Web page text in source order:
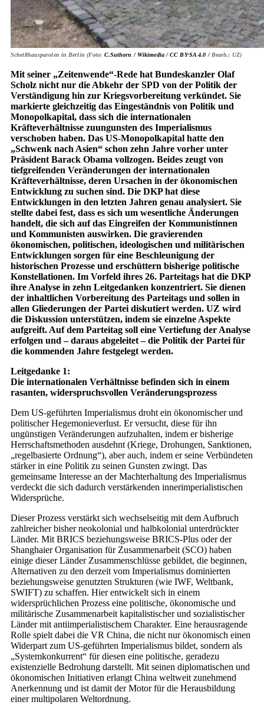
Scheißhausparolen in Berlin (Foto: C.Suthorn / Wikimedia /CC BY-SA 4.0 /Bearb.: UZ)
Mit seiner „Zeitenwende“-Rede hat Bundeskanzler Olaf
Scholz nicht nur die Abkehr der SPD von der Politik der
Verständigung hin zur Kriegsvorbereitung verkündet. Sie
markierte gleichzeitig das Eingeständnis von Politik und
Monopolkapital, dass sich die internationalen
Kräfteverhältnisse zuungunsten des Imperialismus
verschoben haben. Das US-Monopolkapital hatte den
„Schwenk nach Asien“ schon zehn Jahre vorher unter
Präsident Barack Obama vollzogen. Beides zeugt von
tiefgreifenden Veränderungen der internationalen
Kräfteverhältnisse, deren Ursachen in der ökonomischen
Entwicklung zu suchen sind. Die DKP hat diese
Entwicklungen in den letzten Jahren genau analysiert. Sie
stellte dabei fest, dass es sich um wesentliche Änderungen
handelt, die sich auf das Eingreifen der Kommunistinnen
und Kommunisten auswirken. Die gravierenden
ökonomischen, politischen, ideologischen und militärischen
Entwicklungen sorgen für eine Beschleunigung der
historischen Prozesse und erschüttern bisherige politische
Konstellationen. Im Vorfeld ihres 26. Parteitags hat die DKP
ihre Analyse in zehn Leitgedanken konzentriert. Sie dienen
der inhaltlichen Vorbereitung des Parteitags und sollen in
allen Gliederungen der Partei diskutiert werden. UZ wird
die Diskussion unterstützen, indem sie einzelne Aspekte
aufgreift. Auf dem Parteitag soll eine Vertiefung der Analyse
erfolgen und – daraus abgeleitet – die Politik der Partei für
die kommenden Jahre festgelegt werden.
Leitgedanke 1:
Die internationalen Verhältnisse befinden sich in einem
rasanten, widerspruchsvollen Veränderungsprozess
Dem US-geführten Imperialismus droht ein ökonomischer und
politischer Hegemonieverlust. Er versucht, diese für ihn
ungünstigen Veränderungen aufzuhalten, indem er bisherige
Herrschaftsmethoden ausdehnt (Kriege, Drohungen, Sanktionen,
„regelbasierte Ordnung“), aber auch, indem er seine Verbündeten
stärker in eine Politik zu seinen Gunsten zwingt. Das
gemeinsame Interesse an der Machterhaltung des Imperialismus
verdeckt die sich dadurch verstärkenden innerimperialistischen
Widersprüche.
Dieser Prozess verstärkt sich wechselseitig mit dem Aufbruch
zahlreicher bisher neokolonial und halbkolonial unterdrückter
Länder. Mit BRICS beziehungsweise BRICS-Plus oder der
Shanghaier Organisation für Zusammenarbeit (SCO) haben
einige dieser Länder Zusammenschlüsse gebildet, die beginnen,
Alternativen zu den derzeit vom Imperialismus dominierten
beziehungsweise genutzten Strukturen (wie IWF, Weltbank,
SWIFT) zu schaffen. Hier entwickelt sich in einem
widersprüchlichen Prozess eine politische, ökonomische und
militärische Zusammenarbeit kapitalistischer und sozialistischer
Länder mit antiimperialistischem Charakter. Eine herausragende
Rolle spielt dabei die VR China, die nicht nur ökonomisch einen
Widerpart zum US-geführten Imperialismus bildet, sondern als
„Systemkonkurrent“ für diesen eine politische, geradezu
existenzielle Bedrohung darstellt. Mit seinen diplomatischen und
ökonomischen Initiativen erlangt China weltweit zunehmend
Anerkennung und ist damit der Motor für die Herausbildung
einer multipolaren Weltordnung.